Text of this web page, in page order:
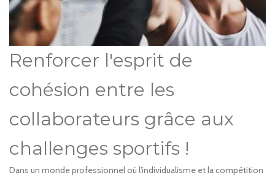
Renforcer l'esprit de
cohésion entre les
collaborateurs grâce aux
challenges sportifs !
Dans un monde professionnel où l'individualisme et la compétition